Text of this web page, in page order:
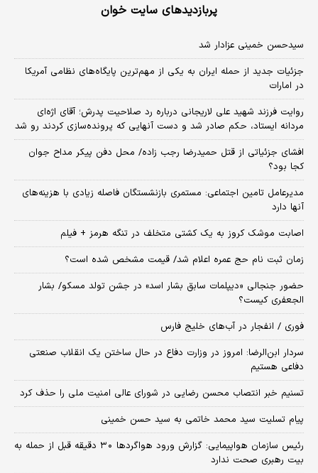
پربازدیدهای سایت خوان
سیدحسن خمینی عزادار شد
جزئیات جدید از حمله ایران به یکی از مهم‌ترین پایگاه‌های نظامی آمریکا
در امارات
روایت فرزند شهید علی لاریجانی درباره رد صلاحیت پدرش؛ آقای اژه‌ای
مردانه ایستاد، حکم صادر شد و دست آنهایی که پرونده‌سازی کردند رو شد
افشای جزئیاتی از قتل حمیدرضا رجب زاده/ محل دفن پیکر مداح جوان
کجا بود؟
مدیرعامل تامین اجتماعی: مستمری بازنشستگان فاصله زیادی با هزینه‌های
آنها دارد
اصابت موشک کروز به یک کشتی متخلف در تنگه هرمز + فیلم
زمان ثبت‌ نام حج عمره اعلام شد/ قیمت مشخص شده است؟
حضور جنجالی «دیپلمات سابق بشار اسد» در جشن تولد مسکو/ بشار
الجعفری کیست؟
فوری / انفجار در آب‌های خلیج فارس
سردار ابن‌الرضا: امروز در وزارت دفاع در حال ساختن یک انقلاب صنعتی
دفاعی هستیم
تسنیم خبر انتصاب محسن رضایی در شورای عالی امنیت ملی را حذف کرد
پیام تسلیت سید محمد خاتمی به سید حسن خمینی
رئیس سازمان هواپیمایی: گزارش ورود هواگردها ٣٠ دقیقه قبل از حمله به
بیت رهبری صحت ندارد